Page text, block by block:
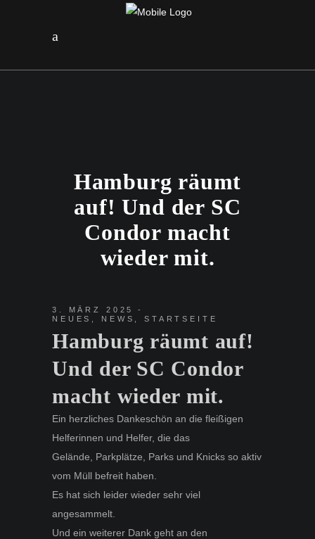
Hamburg räumt
auf! Und der SC
Condor macht
wieder mit.
3. MÄRZ 2025
NEUES
NEWS ,STARTSEITE
Hamburg räumt auf!
Und der SC Condor
macht wieder mit.
Ein herzliches Dankeschön an die fleißigen
Helferinnen und Helfer, die das
Gelände, Parkplätze, Parks und Knicks so aktiv
vom Müll befreit haben.
Es hat sich leider wieder sehr viel
angesammelt.
Und ein weiterer Dank geht an den